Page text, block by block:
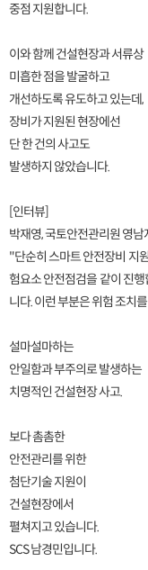
중점 지원합니다.
이와 함께 건설현장과 서류상
미흡한 점을 발굴하고
개선하도록 유도하고 있는데,
장비가 지원된 현장에선
단 한 건의 사고도
발생하지 않았습니다.
[인터뷰]
박재영, 국토안전관리원 영
"단순히 스마트 안전장비 지
험요소 안전점검을 같이 진
니다. 이런 부분은 위험 조치
설마설마하는
안일함과 부주의로 발생하는
치명적인 건설현장 사고.
보다 촘촘한
안전관리를 위한
첨단기술 지원이
건설현장에서
펼쳐지고 있습니다.
SCS 남경민입니다.